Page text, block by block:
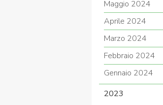
Maggio 2024
Aprile 2024
Marzo 2024
Febbraio 2024
Gennaio 2024
2023